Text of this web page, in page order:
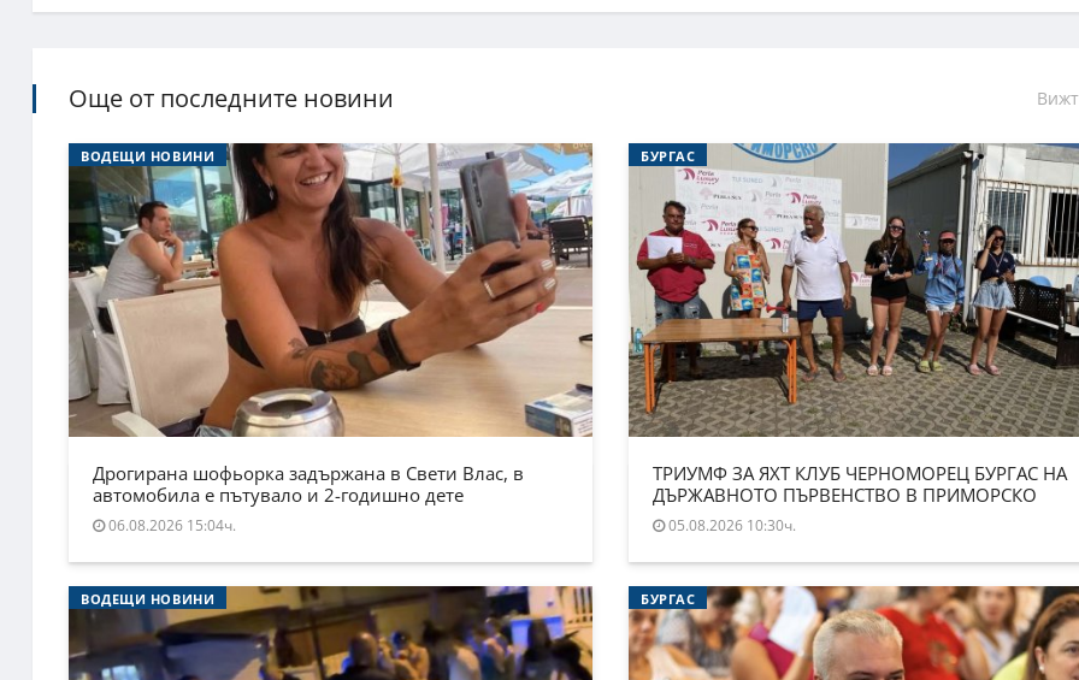
Още от последните новини
ВОДЕЩИ НОВИНИ
Дрогирана шофьорка задържана в Свети Влас, в
автомобила е пътувало и 2-годишно дете
06.08.2026 15:04ч.
БУРГАС
ТРИУМФ ЗА ЯХТ КЛУБ ЧЕРНОМОРЕЦ БУРГАС НА
ДЪРЖАВНОТО ПЪРВЕНСТВО В ПРИМОРСКО
05.08.2026 10:30ч.
ВОДЕЩИ НОВИНИ БУРГАС